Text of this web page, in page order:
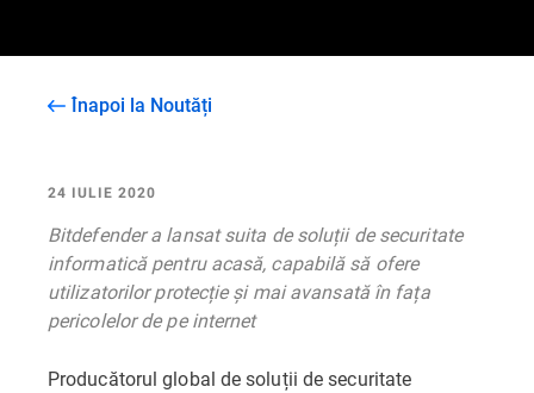
Înapoi la Noutăți
24 IULIE 2020
Bitdefender a lansat suita de soluții de securitate
informatică pentru acasă, capabilă să ofere
utilizatorilor protecție și mai avansată în fața
pericolelor de pe internet
Producătorul global de soluții de securitate